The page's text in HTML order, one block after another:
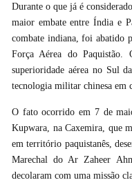
Durante o que já é
maior embate entre Índia e
combate indiana, foi abatido
Força Aérea do
superioridade aérea no Sul
tecnologia militar chinesa em
O fato ocorrido em 7 de
Kupwara, na Caxemira, que
em território paquistanês,
Marechal do Ar Zaheer
decolaram com uma missão